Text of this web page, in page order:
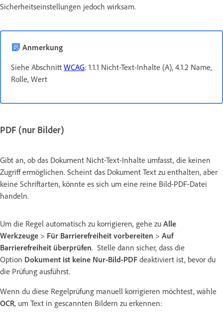
Sicherheitseinstellungen jedoch wirksam.
Anmerkung
Siehe Abschnitt WCAG: 1.1.1 Nicht-Text-Inhalte (A), 4.1.2 Name,
Rolle, Wert
PDF (nur Bilder)
Gibt an, ob das Dokument Nicht-Text-Inhalte umfasst, die keinen
Zugriff ermöglichen. Scheint das Dokument Text zu enthalten, aber
keine Schriftarten, könnte es sich um eine reine Bild-PDF-Datei
handeln.
Um die Regel automatisch zu korrigieren, gehe zu Alle
Werkzeuge > Für Barrierefreiheit vorbereiten > Auf
Barrierefreiheit überprüfen. Stelle dann sicher, dass die
Option Dokument ist keine Nur-Bild-PDF deaktiviert ist, bevor du
die Prüfung ausführst.
Wenn du diese Regelprüfung manuell korrigieren möchtest, wähle
OCR, um Text in gescannten Bildern zu erkennen: